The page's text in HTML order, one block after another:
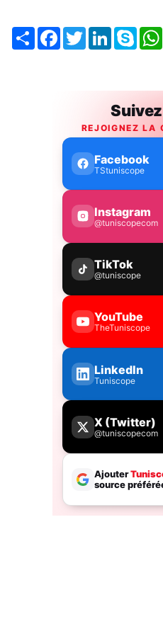
Share FacebookTwitterLinkedInSkype